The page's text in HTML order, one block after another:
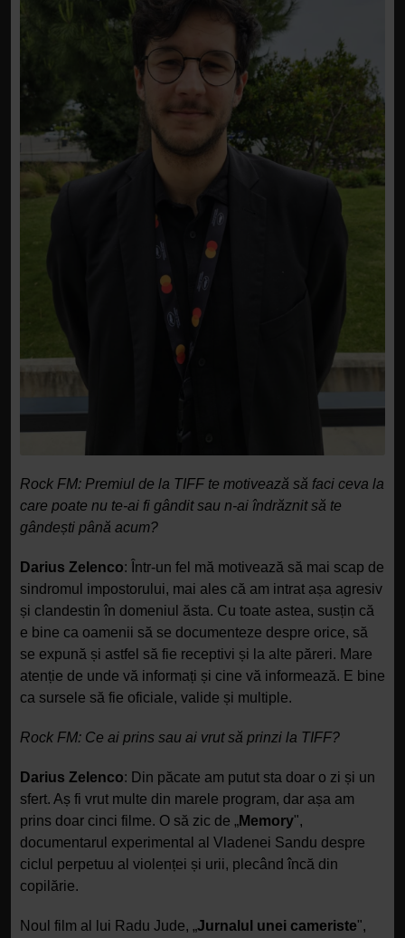
Rock FM: Premiul de la TIFF te motivează să faci ceva la
care poate nu te-ai fi gândit sau n-ai îndrăznit să te
gândești până acum?
Darius Zelenco: Într-un fel mă motivează să mai scap de
sindromul impostorului, mai ales că am intrat așa agresiv
și clandestin în domeniul ăsta. Cu toate astea, susțin că
e bine ca oamenii să se documenteze despre orice, să
se expună și astfel să fie receptivi și la alte păreri. Mare
atenție de unde vă informați și cine vă informează. E bine
ca sursele să fie oficiale, valide și multiple.
Rock FM: Ce ai prins sau ai vrut să prinzi la TIFF?
Darius Zelenco: Din păcate am putut sta doar o zi și un
sfert. Aș fi vrut multe din marele program, dar așa am
prins doar cinci filme. O să zic de „Memory",
documentarul experimental al Vladenei Sandu despre
ciclul perpetuu al violenței și urii, plecând încă din
copilărie.
Noul film al lui Radu Jude, „Jurnalul unei cameriste",